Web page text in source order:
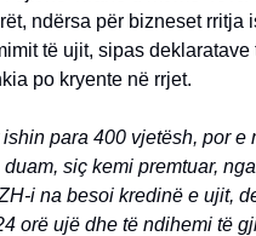
ndërsa për bizneset rritja
të ujit, sipas
po kryente në rrjet.
para 400 vjetësh, por e
siç kemi premtuar,
i na besoi kredinë e ujit,
orë ujë dhe të ndihemi të